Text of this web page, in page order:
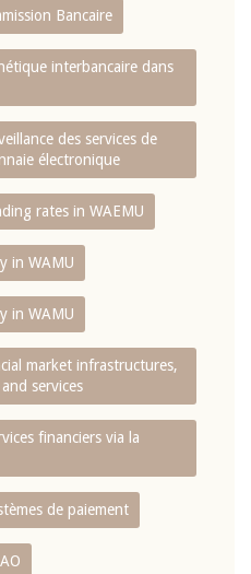
Bancaire
interbancaire dans
des services de
électronique
rates in WAEMU
in WAMU
in WAMU
market infrastructures,
services
financiers via la
de paiement